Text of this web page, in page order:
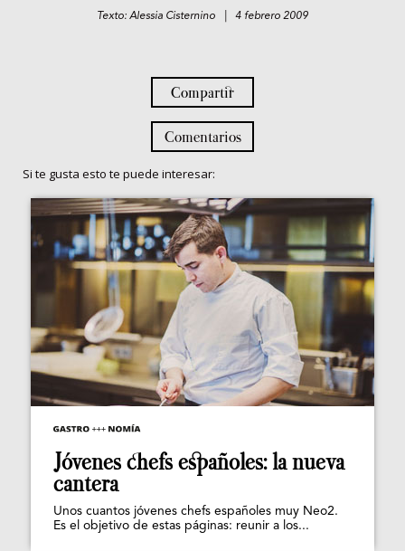
Texto: Alessia Cisternino | 4 febrero 2009
Compartir
Comentarios
Si te gusta esto te puede interesar:
Jóvenes chefs españoles: la nueva
cantera
Unos cuantos jóvenes chefs españoles muy Neo2.
Es el objetivo de estas páginas: reunir a los...